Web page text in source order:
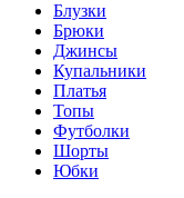
Блузки
Брюки
Джинсы
Купальники
Платья
Топы
Футболки
Шорты
Юбки